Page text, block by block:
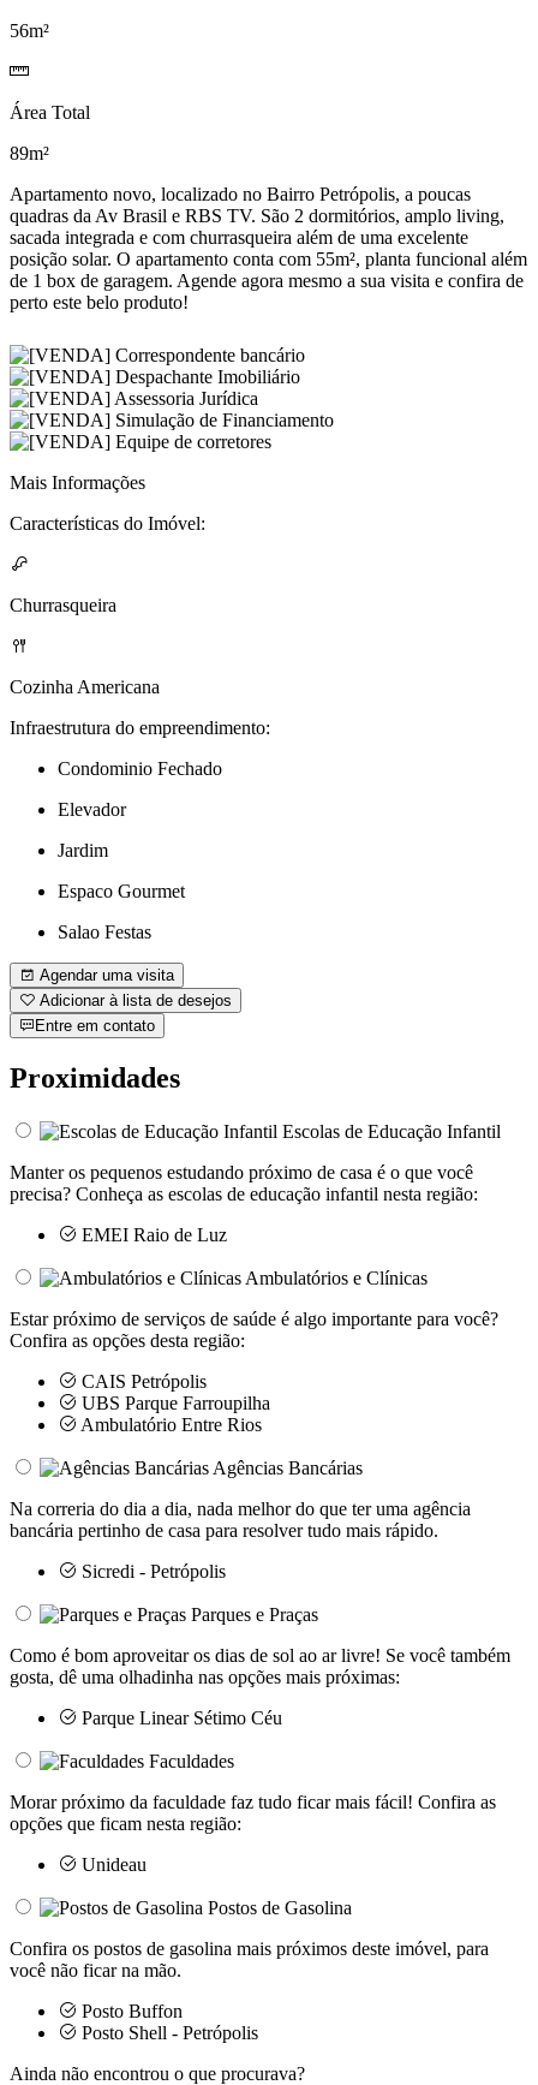
56m²
Área Total
89m²
Apartamento novo, localizado no Bairro Petrópolis, a poucas
quadras da Av Brasil e RBS TV. São 2 dormitórios, amplo living,
sacada integrada e com churrasqueira além de uma excelente
posição solar. O apartamento conta com 55m², planta funcional além
de 1 box de garagem. Agende agora mesmo a sua visita e confira de
perto este belo produto!
Mais Informações
Características do Imóvel:
Churrasqueira
Cozinha Americana
Infraestrutura do empreendimento:
Condominio Fechado
Elevador
Jardim
Espaco Gourmet
Salao Festas
Agendar uma visita
Adicionar à lista de desejos
Entre em contato
Proximidades
Escolas de Educação Infantil
Manter os pequenos estudando próximo de casa é o que você
precisa? Conheça as escolas de educação infantil nesta região:
EMEI Raio de Luz
Ambulatórios e Clínicas
Estar próximo de serviços de saúde é algo importante para você?
Confira as opções desta região:
CAIS Petrópolis
UBS Parque Farroupilha
Ambulatório Entre Rios
Agências Bancárias
Na correria do dia a dia, nada melhor do que ter uma agência
bancária pertinho de casa para resolver tudo mais rápido.
Sicredi - Petrópolis
Parques e Praças
Como é bom aproveitar os dias de sol ao ar livre! Se você também
gosta, dê uma olhadinha nas opções mais próximas:
Parque Linear Sétimo Céu
Faculdades
Morar próximo da faculdade faz tudo ficar mais fácil! Confira as
opções que ficam nesta região:
Unideau
Postos de Gasolina
Confira os postos de gasolina mais próximos deste imóvel, para
você não ficar na mão.
Posto Buffon
Posto Shell - Petrópolis
Ainda não encontrou o que procurava?